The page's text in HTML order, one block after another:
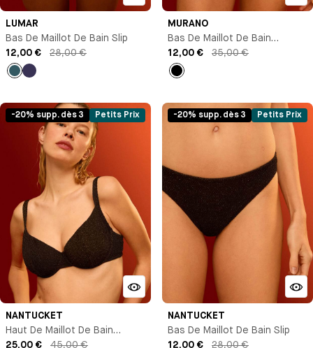
LUMAR
Bas De Maillot De Bain Slip
12,00 €
28,00 €
Bleu
MURANO
Bas De Maillot De Bain
Culotte Taille Haute
12,00 € 35,00 €
Noir
-20% supp. dès 3 Petits Prix
NANTUCKET
Haut De Maillot De Bain
Corbeille
25,00 € 45,00 €
-20% supp. dès 3 Petits Prix
NANTUCKET
Bas De Maillot De Bain Slip
12,00 €
28,00 €